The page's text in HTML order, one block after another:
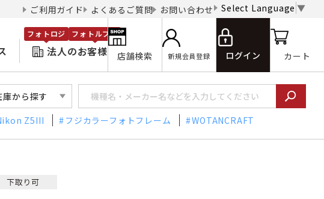
ご利用ガイド よくあるご質問 お問い合わせ Select Language ▼
法人のお客様
フォトロジ フォトルプロ
店舗検索 新規会員登録 ログイン カート
から探す
Z5III フジカラーフォトフレーム WOTANCRAFT